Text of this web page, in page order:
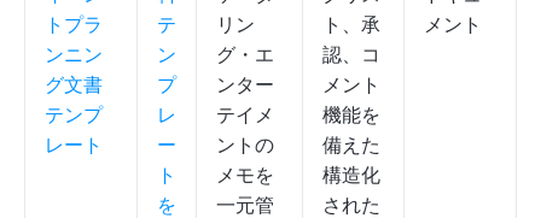
トプラ
ンニン
グ文書
テンプ
レート
テ
ン
プ
レ
ー
ト
を
リン
グ・エ
ンター
テイメ
ントの
メモを
一元管
ト、承
認、コ
メント
機能を
備えた
構造化
された
メント